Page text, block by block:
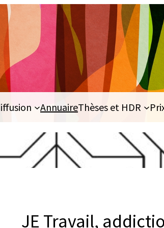
AnnuaireThèses et HDR
JE Travail,